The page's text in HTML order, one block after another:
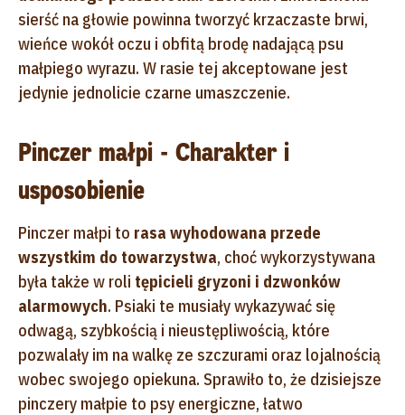
sierść na głowie powinna tworzyć krzaczaste brwi,
wieńce wokół oczu i obfitą brodę nadającą psu
małpiego wyrazu. W rasie tej akceptowane jest
jedynie jednolicie czarne umaszczenie.
Pinczer małpi - Charakter i
usposobienie
Pinczer małpi to rasa wyhodowana przede
wszystkim do towarzystwa, choć wykorzystywana
była także w roli tępicieli gryzoni i dzwonków
alarmowych. Psiaki te musiały wykazywać się
odwagą, szybkością i nieustępliwością, które
pozwalały im na walkę ze szczurami oraz lojalnością
wobec swojego opiekuna. Sprawiło to, że dzisiejsze
pinczery małpie to psy energiczne, łatwo